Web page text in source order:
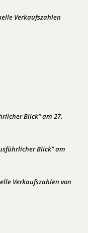
Verkaufszahlen
Blick” am 27.
Blick” am
Verkaufszahlen von